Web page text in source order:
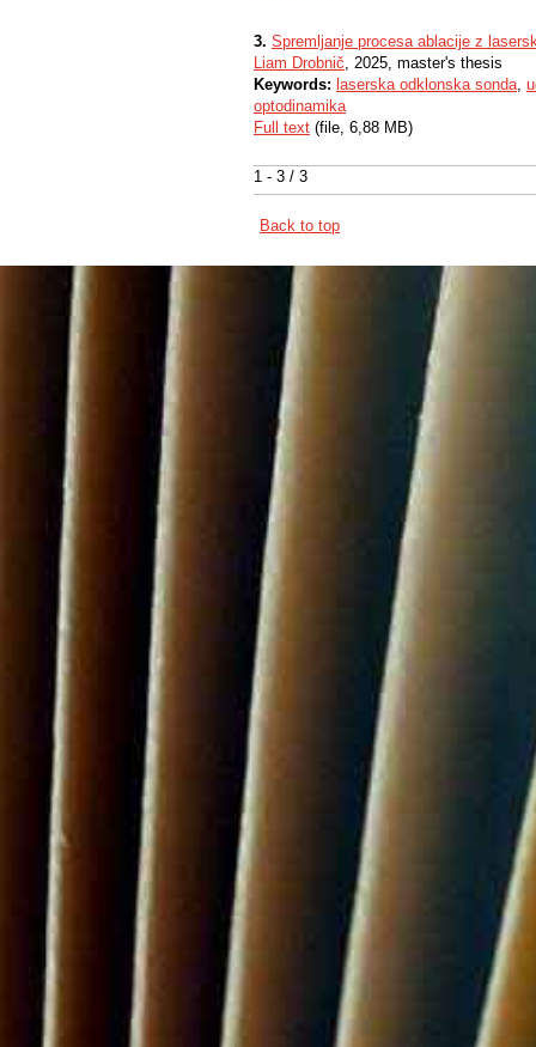
1 - 3 / 3
3. Spremljanje procesa ablacije z
Liam Drobnič, 2025, master's thesis
Keywords: laserska odklonska sonda,
optodinamika
Full text (file, 6,88 MB)
Back to top